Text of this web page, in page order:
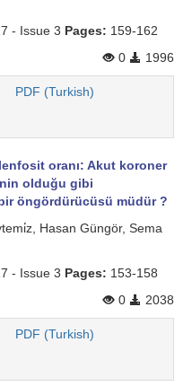
- Issue 3 Pages: 159-162
0
1996
PDF (Turkish)
oranı: Akut koroner
olduğu gibi
öngördürücüsü müdür ?
Hasan Güngör, Sema
- Issue 3 Pages: 153-158
0
2038
PDF (Turkish)